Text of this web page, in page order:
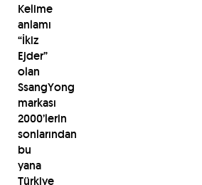
Kelime
anlamı
“İkiz
Ejder”
olan
SsangYong
markası
2000’lerin
sonlarından
bu
yana
Türkiye